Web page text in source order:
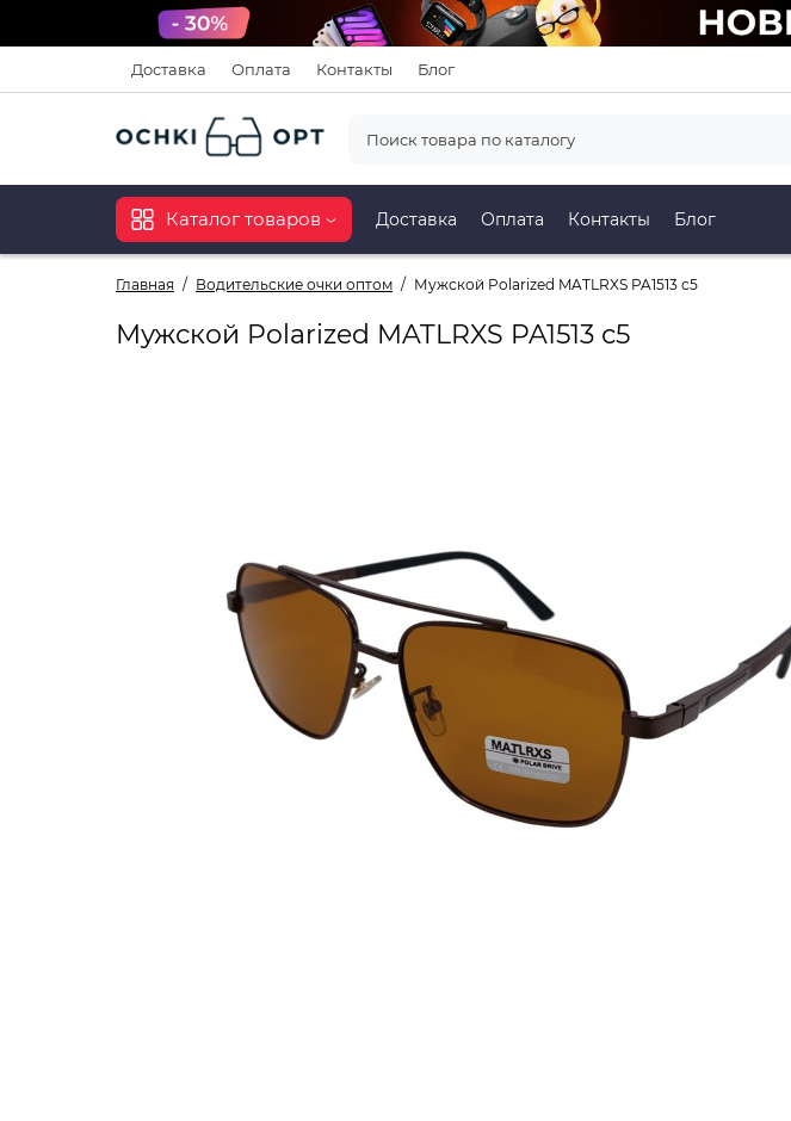
Доставка Оплата Контакты Блог
Каталог товаров Доставка Оплата Контакты Блог
Главная Водительские очки оптом Мужской Polarized MATLRXS PA1513 с5
Мужской Polarized MATLRXS PA1513 с5